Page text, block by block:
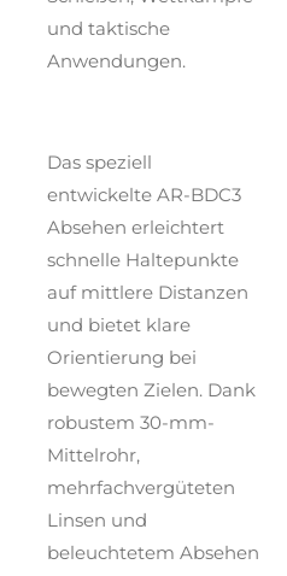
und taktische
Anwendungen.
Das speziell
entwickelte AR-BDC3
Absehen erleichtert
schnelle Haltepunkte
auf mittlere Distanzen
und bietet klare
Orientierung bei
bewegten Zielen. Dank
robustem 30-mm-
Mittelrohr,
mehrfachvergüteten
Linsen und
beleuchtetem Absehen